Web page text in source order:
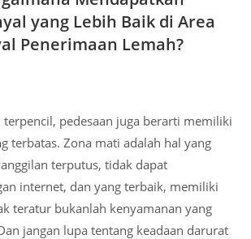
yang Lebih Baik di Area
Penerimaan Lemah?
terpencil, pedesaan juga berarti memiliki
terbatas. Zona mati adalah hal yang
terputus, tidak dapat
internet, dan yang terbaik, memiliki
teratur bukanlah kenyamanan yang
jangan lupa tentang keadaan darurat